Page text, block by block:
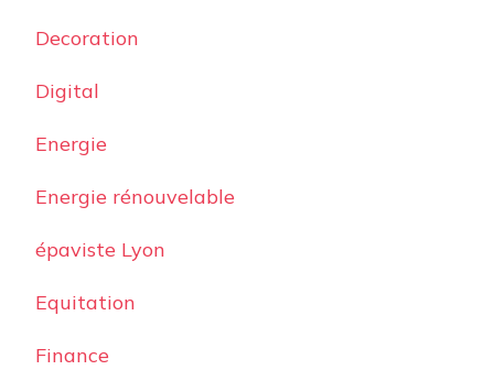
Decoration
Digital
Energie
Energie rénouvelable
épaviste Lyon
Equitation
Finance